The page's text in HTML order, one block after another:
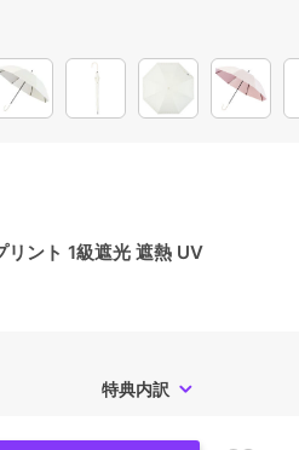
ント 1級遮光 遮熱 UV
特典内訳